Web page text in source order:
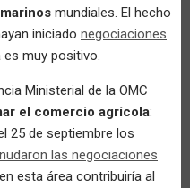
mundiales. El hecho
iniciado negociaciones
muy positivo.
Ministerial de la OMC
el comercio agrícola:
25 de septiembre los
las negociaciones
esta área contribuiría al